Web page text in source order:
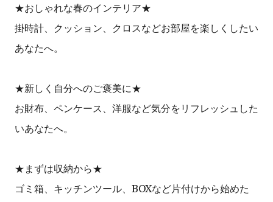
★おしゃれな春のインテリア★
掛時計、クッション、クロスなどお部屋を楽しくしたい
あなたへ。
★新しく自分へのご褒美に★
お財布、ペンケース、洋服など気分をリフレッシュした
いあなたへ。
★まずは収納から★
ゴミ箱、キッチンツール、BOXなど片付けから始めた